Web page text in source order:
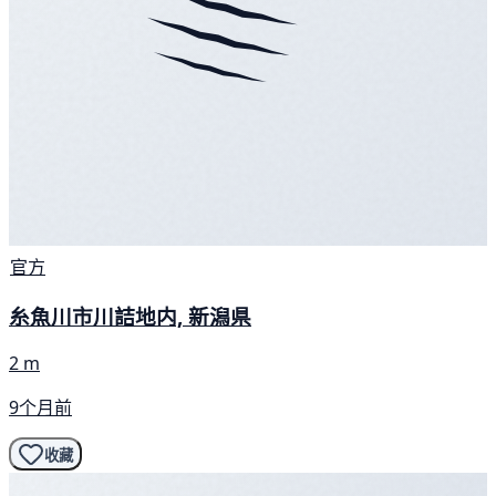
官方
糸魚川市川詰地内, 新潟県
2 m
9个月前
收藏